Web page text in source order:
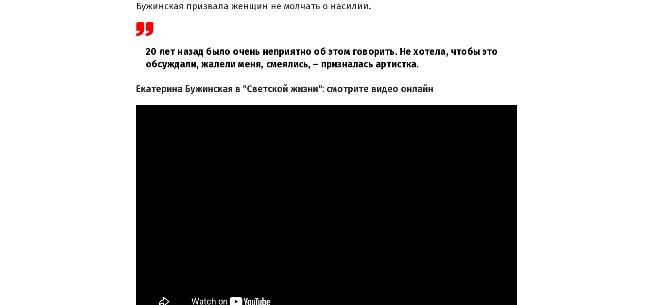
Бужинская призвала женщин не молчать о насилии.
20 лет назад было очень неприятно об этом говорить. Не хотела, чтобы это
обсуждали, жалели меня, смеялись, – призналась артистка.
Екатерина Бужинская в "Светской жизни": смотрите видео онлайн